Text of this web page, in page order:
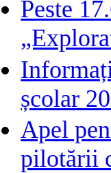
Peste
școlar
Apel
pilotării